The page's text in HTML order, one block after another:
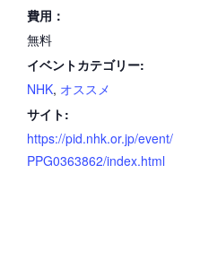
費用：
無料
イベントカテゴリー:
NHK, オススメ
サイト:
https://pid.nhk.or.jp/event/
PPG0363862/index.html